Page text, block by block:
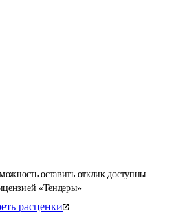
оставить отклик доступны
«Тендеры»
расценки